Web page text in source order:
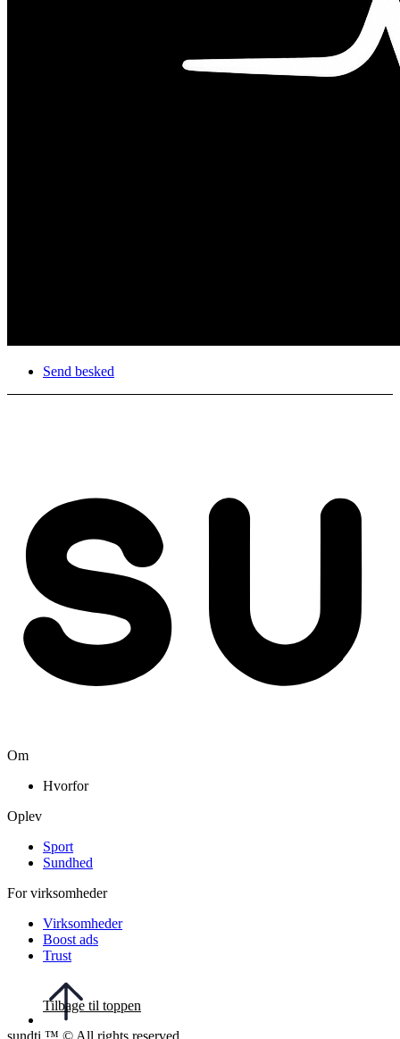
Send besked
Om
Hvorfor
Oplev
Sport
Sundhed
For virksomheder
Virksomheder
Boost ads
Trust
Tilbage til toppen